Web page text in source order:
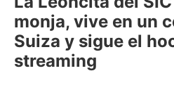
monja, vive en un
Suiza y sigue el
streaming